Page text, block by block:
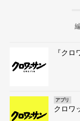
『クロ
アプリ
クロワ